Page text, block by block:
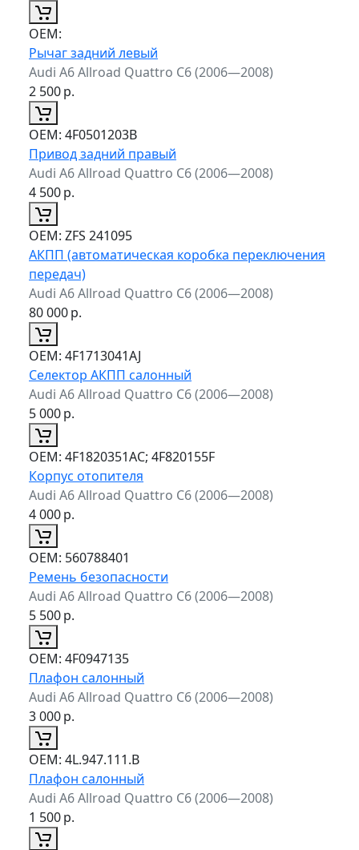
ОЕМ:
Рычаг задний левый
Audi A6 Allroad Quattro C6 (2006—2008)
2 500р.
ОЕМ: 4F0501203B
Привод задний правый
Audi A6 Allroad Quattro C6 (2006—2008)
4 500р.
ОЕМ: ZFS 241095
АКПП (автоматическая коробка переключения
передач)
Audi A6 Allroad Quattro C6 (2006—2008)
80 000р.
ОЕМ: 4F1713041AJ
Селектор АКПП салонный
Audi A6 Allroad Quattro C6 (2006—2008)
5 000р.
ОЕМ: 4F1820351AC; 4F820155F
Корпус отопителя
Audi A6 Allroad Quattro C6 (2006—2008)
4 000р.
ОЕМ: 560788401
Ремень безопасности
Audi A6 Allroad Quattro C6 (2006—2008)
5 500р.
ОЕМ: 4F0947135
Плафон салонный
Audi A6 Allroad Quattro C6 (2006—2008)
3 000р.
ОЕМ: 4L.947.111.B
Плафон салонный
Audi A6 Allroad Quattro C6 (2006—2008)
1 500р.